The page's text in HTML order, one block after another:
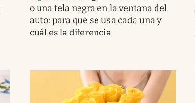
o una tela negra en la ventana del
auto: para qué se usa cada una y
cuál es la diferencia